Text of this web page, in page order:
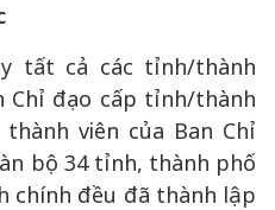
tất cả các tỉnh/thành
Chỉ đạo cấp tỉnh/thành
viên của Ban Chỉ
bộ 34 tỉnh, thành phố
chính đều đã thành lập